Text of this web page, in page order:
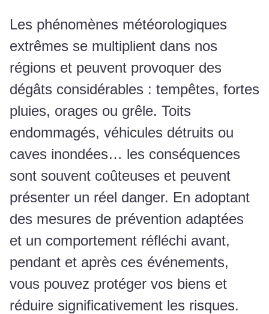
Les phénomènes météorologiques
extrêmes se multiplient dans nos
régions et peuvent provoquer des
dégâts considérables : tempêtes, fortes
pluies, orages ou grêle. Toits
endommagés, véhicules détruits ou
caves inondées… les conséquences
sont souvent coûteuses et peuvent
présenter un réel danger. En adoptant
des mesures de prévention adaptées
et un comportement réfléchi avant,
pendant et après ces événements,
vous pouvez protéger vos biens et
réduire significativement les risques.